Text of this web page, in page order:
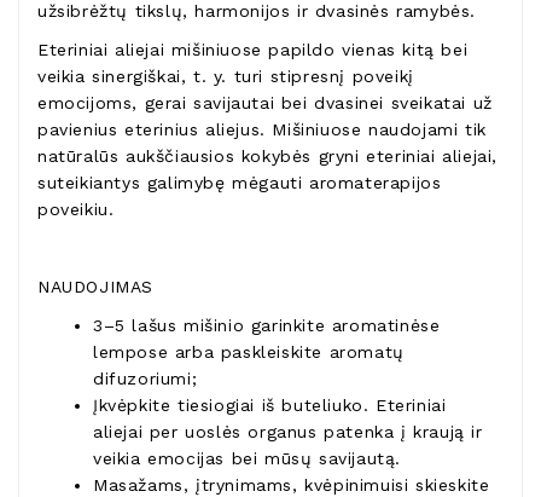
užsibrėžtų tikslų, harmonijos ir dvasinės ramybės.
Eteriniai aliejai mišiniuose papildo vienas kitą bei
veikia sinergiškai, t. y. turi stipresnį poveikį
emocijoms, gerai savijautai bei dvasinei sveikatai už
pavienius eterinius aliejus. Mišiniuose naudojami tik
natūralūs aukščiausios kokybės gryni eteriniai aliejai,
suteikiantys galimybę mėgauti aromaterapijos
poveikiu.
NAUDOJIMAS
3–5 lašus mišinio garinkite aromatinėse
lempose arba paskleiskite aromatų
difuzoriumi;
Įkvėpkite tiesiogiai iš buteliuko. Eteriniai
aliejai per uoslės organus patenka į kraują ir
veikia emocijas bei mūsų savijautą.
Masažams, įtrynimams, kvėpinimuisi skieskite